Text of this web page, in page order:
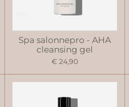
Spa salonnepro - AHA
cleansing gel
€ 24,90